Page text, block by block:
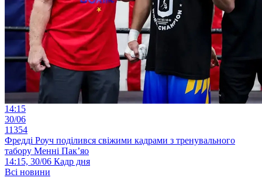
14:15
30/06
11354
Фредді Роуч поділився свіжими кадрами з тренувального
табору Менні Пак’яо
14:15, 30/06 Кадр дня
Всі новини